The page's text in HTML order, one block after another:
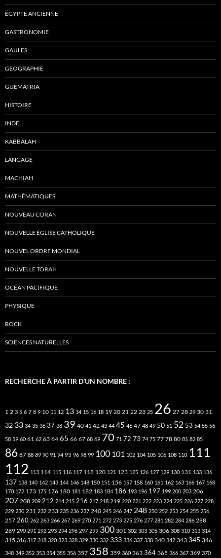
ÉGYPTE ANCIENNE
GASTRONOMIE
GAULES
GEOGRAPHIE
GUEMATRIA
HISTOIRE
INDE
KABBALAH
LANGAGE
MACHIAH
MATHÉMATIQUES
NOUVEAU CORAN
NOUVELLE ÉGLISE CATHOLIQUE
NOUVEL ORDRE MONDIAL
NOUVELLE TORAH
OCÉAN PACIFIQUE
PHYSIQUE
ROCK
SCIENCES NATURELLES
RECHERCHE À PARTIR D’UN NOMBRE :
1 2 3 5 6 7 8 9 10 11 12 13 14 15 16 18 19 20 21 22 23 25 26 27 28 29 30 31
32 33 34 35 36 37 38 39 40 41 42 43 44 45 46 47 48 49 50 51 52 53 54 55 56
58 59 60 61 62 63 64 65 66 67 68 69 70 71 72 73 74 75 77 78 80 81 82 85
86 87 88 89 90 91 94 95 96 98 99 100 101 102 104 105 106 108 110 111
112 113 114 115 116 117 118 120 121 123 125 126 127 129 130 131 133 136
137 138 140 142 143 144 146 148 150 151 156 157 158 160 161 162 163 166 167 168
170 172 173 175 176 180 181 182 183 184 186 193 196 197 199 200 203 206
207 208 209 212 214 215 216 217 218 219 220 221 222 223 224 225 226 227 228
229 230 231 232 233 235 236 237 240 245 246 247 248 250 252 253 254 255 256
257 260 262 263 266 267 269 270 271 272 273 275 276 277 281 282 284 286 288
289 290 291 292 293 294 296 297 299 300 301 302 303 305 306 308 310 313 314
315 316 317 318 320 323 328 329 330 332 333 336 337 338 340 342 343 345 346
348 349 352 353 354 355 356 357 358 359 360 363 364 365 366 367 369 370